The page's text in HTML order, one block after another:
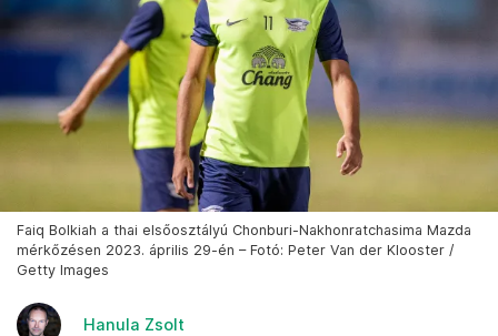
Faiq Bolkiah a thai elsőosztályú Chonburi-Nakhonratchasima Mazda
mérkőzésen 2023. április 29-én – Fotó: Peter Van der Klooster /
Getty Images
Hanula Zsolt